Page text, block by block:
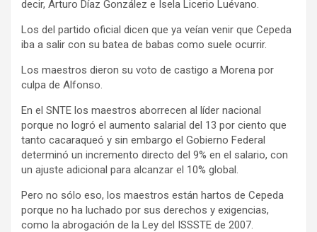
decir, Arturo Díaz González e Isela Licerio Luévano.
Los del partido oficial dicen que ya veían venir que Cepeda
iba a salir con su batea de babas como suele ocurrir.
Los maestros dieron su voto de castigo a Morena por
culpa de Alfonso.
En el SNTE los maestros aborrecen al líder nacional
porque no logró el aumento salarial del 13 por ciento que
tanto cacaraqueó y sin embargo el Gobierno Federal
determinó un incremento directo del 9% en el salario, con
un ajuste adicional para alcanzar el 10% global.
Pero no sólo eso, los maestros están hartos de Cepeda
porque no ha luchado por sus derechos y exigencias,
como la abrogación de la Ley del ISSSTE de 2007.